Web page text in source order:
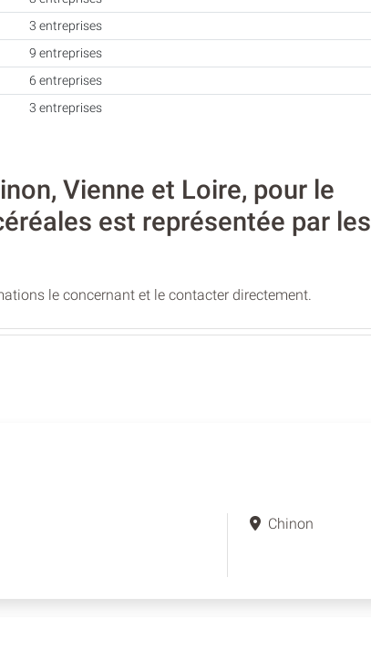
3 entreprises
9 entreprises
6 entreprises
3 entreprises
Vienne et Loire, pour le
est représentée par les
le concernant et le contacter directement.
Chinon